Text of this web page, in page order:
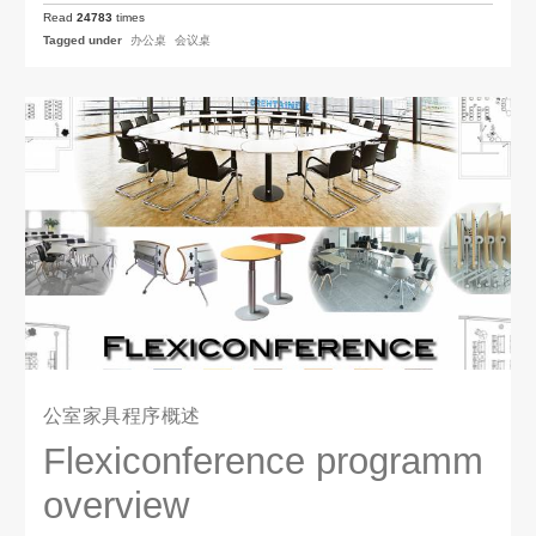
Read 24783times
Tagged under
办公桌 会议桌
公室家具程序概述
Flexiconference programm
overview